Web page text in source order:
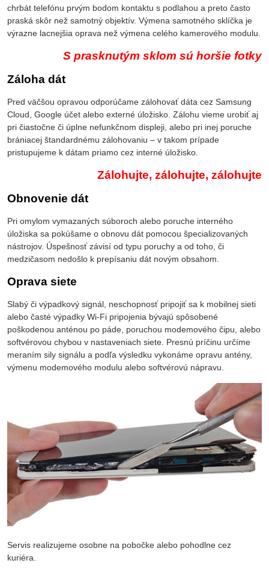
chrbát telefónu prvým bodom kontaktu s podlahou a preto často
praská skôr než samotný objektív. Výmena samotného sklíčka je
výrazne lacnejšia oprava než výmena celého kamerového modulu.
S prasknutým sklom sú horšie fotky
Záloha dát
Pred väčšou opravou odporúčame zálohovať dáta cez Samsung
Cloud, Google účet alebo externé úložisko. Zálohu vieme urobiť aj
pri čiastočne či úplne nefunkčnom displeji, alebo pri inej poruche
brániacej štandardnému zálohovaniu – v takom prípade
pristupujeme k dátam priamo cez interné úložisko.
Zálohujte, zálohujte, zálohujte
Obnovenie dát
Pri omylom vymazaných súboroch alebo poruche interného
úložiska sa pokúšame o obnovu dát pomocou špecializovaných
nástrojov. Úspešnosť závisí od typu poruchy a od toho, či
medzičasom nedošlo k prepísaniu dát novým obsahom.
Oprava siete
Slabý či výpadkový signál, neschopnosť pripojiť sa k mobilnej sieti
alebo časté výpadky Wi-Fi pripojenia bývajú spôsobené
poškodenou anténou po páde, poruchou modemového čipu, alebo
softvérovou chybou v nastaveniach siete. Presnú príčinu určíme
meraním sily signálu a podľa výsledku vykonáme opravu antény,
výmenu modemového modulu alebo softvérovú nápravu.
Servis realizujeme osobne na pobočke alebo pohodlne cez
kuriéra.